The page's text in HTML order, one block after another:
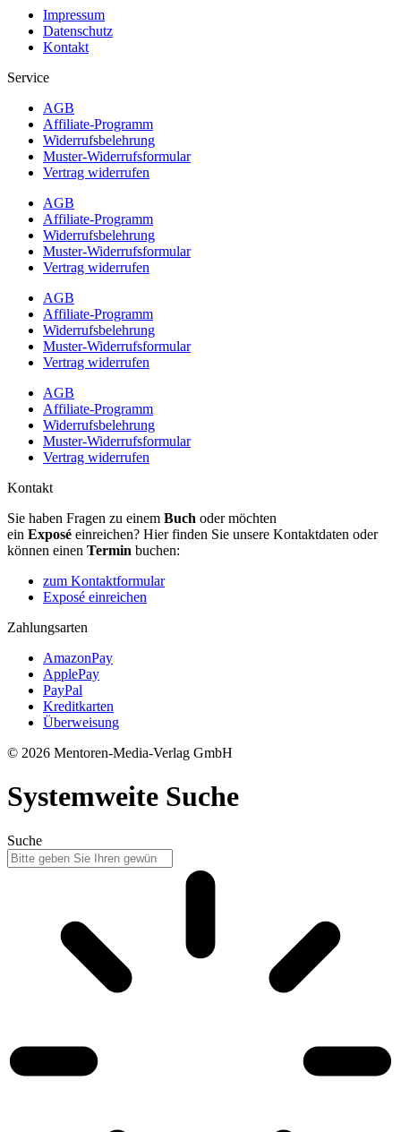
Impressum
Datenschutz
Kontakt
Service
AGB
Affiliate-Programm
Widerrufsbelehrung
Muster-Widerrufsformular
Vertrag widerrufen
AGB
Affiliate-Programm
Widerrufsbelehrung
Muster-Widerrufsformular
Vertrag widerrufen
AGB
Affiliate-Programm
Widerrufsbelehrung
Muster-Widerrufsformular
Vertrag widerrufen
AGB
Affiliate-Programm
Widerrufsbelehrung
Muster-Widerrufsformular
Vertrag widerrufen
Kontakt
Sie haben Fragen zu einem Buch oder möchten
ein Exposé einreichen? Hier finden Sie unsere Kontaktdaten oder
können einen Termin buchen:
zum Kontaktformular
Exposé einreichen
Zahlungsarten
AmazonPay
ApplePay
PayPal
Kreditkarten
Überweisung
© 2026 Mentoren-Media-Verlag GmbH
Systemweite Suche
Suche